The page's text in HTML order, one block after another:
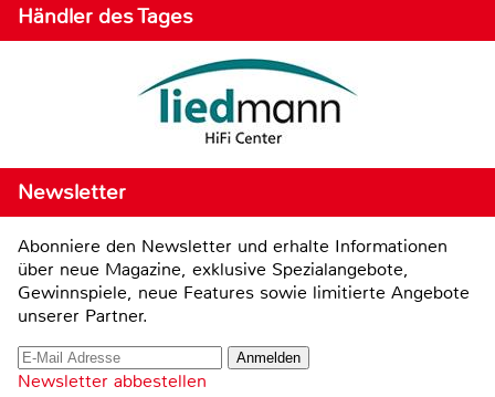
Händler des Tages
Newsletter
Abonniere den Newsletter und erhalte Informationen
über neue Magazine, exklusive Spezialangebote,
Gewinnspiele, neue Features sowie limitierte Angebote
unserer Partner.
Newsletter abbestellen